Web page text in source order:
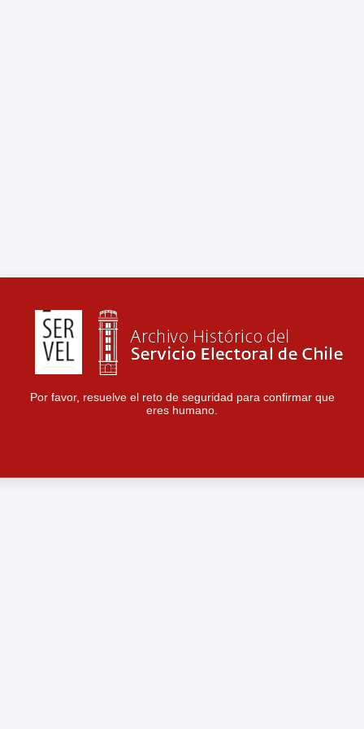
Por favor, resuelve el reto de seguridad para confirmar que
eres humano.